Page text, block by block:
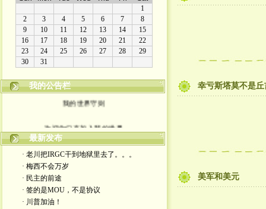
我的公告栏
我的世界守则
入场券上面有正义的光源
此生面对严厉又仁慈的一切
轻松一点 我们一起度过暗夜
最新发布
· 老川把IRGC干到地狱里去了。。。
· 梅西不会万岁
· 民主的前途
· 签的是MOU，不是协议
· 川普加油！
幸亏斯塔莫不是
美军和美元